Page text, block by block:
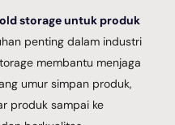
storage untuk produk
penting dalam industri
membantu menjaga
umur simpan produk,
produk sampai ke